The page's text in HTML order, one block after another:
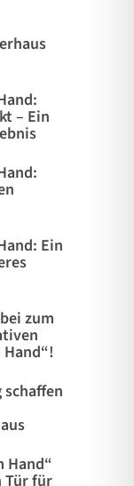
– Ein
Ein
zum
schaffen
Hand“
Tür für